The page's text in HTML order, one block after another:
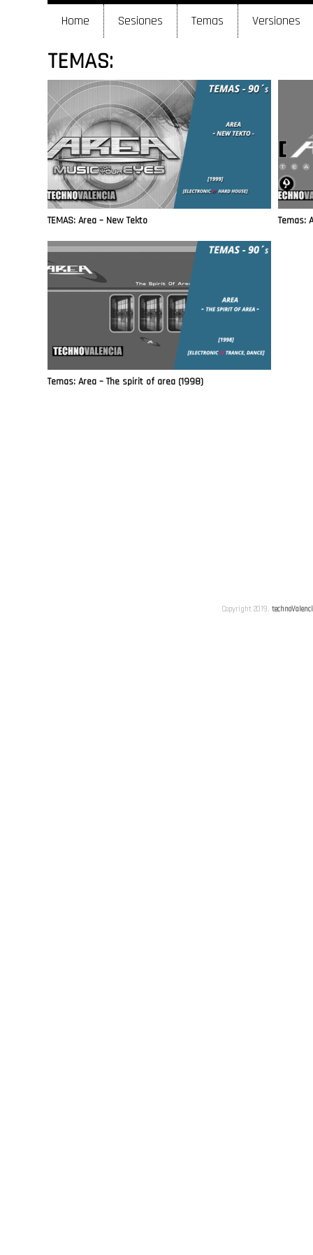
Home Sesiones Temas Versiones
TEMAS:
TEMAS: Area – New Tekto Temas:
Temas: Area – The spirit of area (1998)
Copyright 2019.